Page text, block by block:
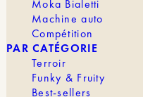
Moka Bialetti
Machine auto
Compétition
PAR CATÉGORIE
Terroir
Funky & Fruity
Best-sellers
VARIÉTÉS